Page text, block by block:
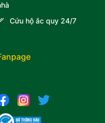
Cứu hộ ắc quy 24/7